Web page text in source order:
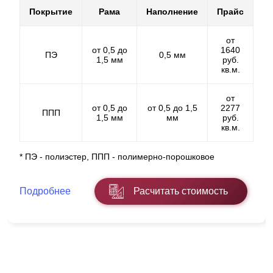
все значит? А значит это то, что заказчик на выходе
высоком уровне), но процесс монтажных работ
а именно – полимерно-порошковое.
недостаткеполиэстерногопокрытия. Речь пойдет о
доступном ассортименте цветов и фактур данного
покрытия. С таким покрытием, все основное
разнообразие расцветок будет идти в выпускаемой
Покрытие Рама Наполнение Прайс
ПЭ
от 0,5 до
1,5 мм
0,5 мм
от
1640
руб.
кв.м.
ППП
от 0,5 до
1,5 мм
от 0,5 до 1,5
мм
от
2277
руб.
кв.м.
* ПЭ - полиэстер, ППП - полимерно-порошковое
Подробнее Расчитать стоимость